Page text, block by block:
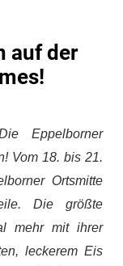
auf der
Eppelborner
Vom 18. bis 21.
Ortsmitte
Die größte
mehr mit ihrer
leckerem Eis